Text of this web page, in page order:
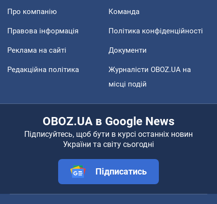
Про компанію Команда
Правова інформація Політика конфіденційності
Реклама на сайті Документи
Редакційна політика
Журналісти OBOZ.UA на
місці подій
OBOZ.UA в Google News
Підписуйтесь, щоб бути в курсі останніх новин
України та світу сьогодні
Підписатись